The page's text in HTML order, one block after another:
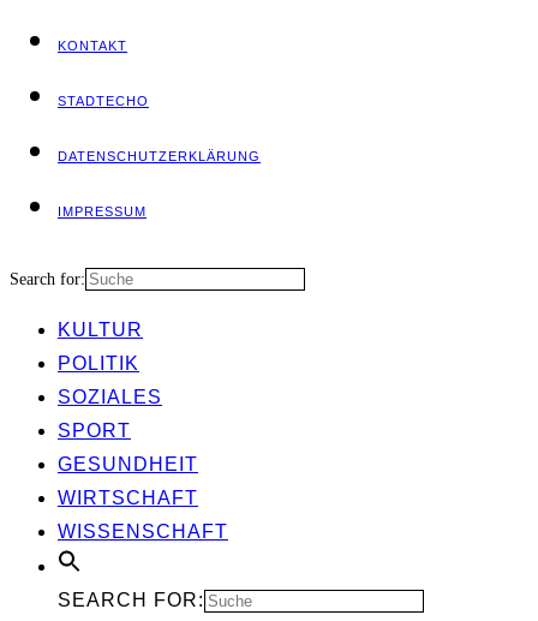
KON­TAKT
STADT­ECHO
DATEN­SCHUTZ­ER­KLÄ­RUNG
IMPRES­SUM
Search for:
KUL­TUR
POLI­TIK
SOZIA­LES
SPORT
GESUND­HEIT
WIRT­SCHAFT
WIS­SEN­SCHAFT
SEARCH FOR: